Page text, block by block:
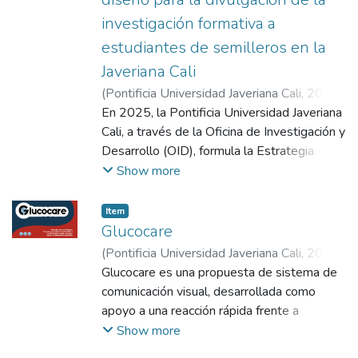
objetivo, optimizando la experiencia del
usuario a través de una estrategia de
comunicación visual efectiva.
investigación formativa a
estudiantes de semilleros en la
Javeriana Cali
(Pontificia Universidad Javeriana Cali, 2026
Franco Farfán, Diana Karolina;Umaña Ruiz,
Diana Patricia
En 2025, la Pontificia Universidad Javeriana
Cali, a través de la Oficina de Investigación y
Desarrollo (OID), formula la Estrategia
institucional para el mejoramiento de la
pregrados, como respuesta a los bajos
índices de participación investigativa. Esta
estrategia concibe la investigación formativa
como un conjunto de acciones pedagógicas
orientadas a dinamizar el aprendizaje
mediante la investigación, fortaleciendo el
espíritu investigativo de los estudiantes
Show more
Item
Glucocare
(Pontificia Universidad Javeriana Cali, 2025
Arévalo Rodríguez, Gabriela ;Alvarado
Nieto, Guillermo Andrés
Glucocare es una propuesta de sistema de
comunicación visual, desarrollada como
apoyo a una reacción rápida frente a
episodios hipoglicémicos no diabéticos en el
Show more